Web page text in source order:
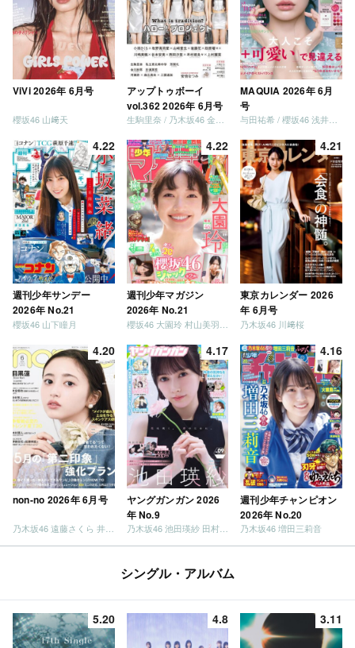
ViVi 2026年 6月号
櫻坂46 山﨑天
アップトゥボーイ
vol.362 2026年 6月号
MAQUIA 2026年 6月
号
4.22
週刊少年サンデー
2026年 No.21
櫻坂46 山下瞳月
4.22
週刊少年マガジン
2026年 No.21
4.21
東京カレンダー 2026
年 6月号
乃木坂46 川﨑桜
4.20
non-no 2026年 6月号
乃木坂46 遠藤さくら 井上和 / 日向坂46 小坂菜緒
4.17
ヤングガンガン 2026
年 No.9
乃木坂46 池田瑛紗 田村真佑
4.16
週刊少年チャンピオン
2026年 No.20
乃木坂46 増田三莉音
シングル・アルバム
5.20 4.8 3.11